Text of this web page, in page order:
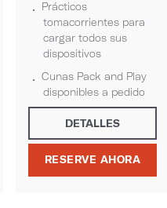
Prácticos
tomacorrientes para
cargar todos sus
dispositivos
Cunas Pack and Play
disponibles a pedido
DETALLES
RESERVE AHORA